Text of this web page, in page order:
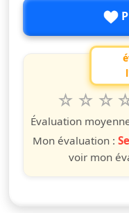
questo 4
3
étoiles
2
étoiles
étoile
Évaluation
Mon évaluation :
voir mon